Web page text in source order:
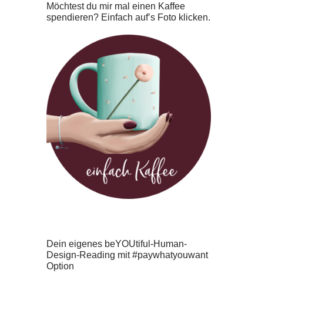
Möchtest du mir mal einen Kaffee
spendieren? Einfach auf’s Foto klicken.
Dein eigenes beYOUtiful-Human-
Design-Reading mit #paywhatyouwant
Option